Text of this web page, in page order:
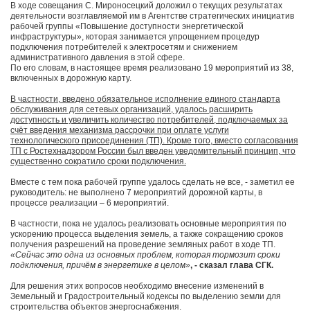
В ходе совещания С. Мироносецкий доложил о текущих результатах
деятельности возглавляемой им в Агентстве стратегических инициатив
рабочей группы «Повышение доступности энергетической
инфраструктуры», которая занимается упрощением процедур
подключения потребителей к электросетям и снижением
административного давления в этой сфере.
По его словам, в настоящее время реализовано 19 мероприятий из 38,
включенных в дорожную карту.
В частности, введено обязательное исполнение единого стандарта
обслуживания для сетевых организаций, удалось расширить
доступность и увеличить количество потребителей, подключаемых за
счёт введения механизма рассрочки при оплате услуги
технологического присоединения (ТП). Кроме того, вместо согласования
ТП с Ростехнадзором России был введен уведомительный принцип, что
существенно сократило сроки подключения.
Вместе с тем пока рабочей группе удалось сделать не все, - заметил ее
руководитель: не выполнено 7 мероприятий дорожной карты, в
процессе реализации – 6 мероприятий.
В частности, пока не удалось реализовать основные мероприятия по
ускорению процесса выделения земель, а также сокращению сроков
получения разрешений на проведение земляных работ в ходе ТП.
«Сейчас это одна из основных проблем, которая тормозит сроки
подключения, причём в энергетике в целом», - сказал глава СГК.
Для решения этих вопросов необходимо внесение изменений в
Земельный и Градостроительный кодексы по выделению земли для
строительства объектов энергоснабжения.